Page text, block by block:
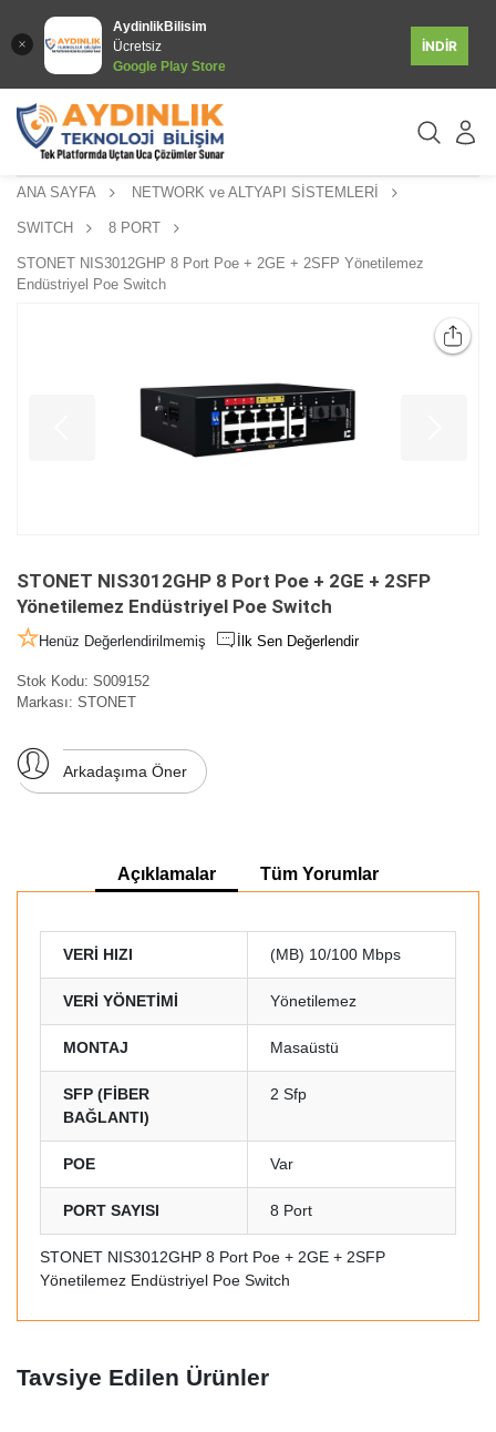
AydinlikBilisim
Ücretsiz
Google Play Store
İNDİR
ANA SAYFA NETWORK ve ALTYAPI SİSTEMLERİ
SWITCH 8 PORT
STONET NIS3012GHP 8 Port Poe + 2GE + 2SFP Yönetilemez
Endüstriyel Poe Switch
STONET NIS3012GHP 8 Port Poe + 2GE + 2SFP
Yönetilemez Endüstriyel Poe Switch
Henüz Değerlendirilmemiş İlk Sen Değerlendir
Stok Kodu: S009152
Markası: STONET
Arkadaşıma Öner
Açıklamalar Tüm Yorumlar
VERİ HIZI (MB) 10/100 Mbps
VERİ YÖNETİMİ Yönetilemez
MONTAJ Masaüstü
SFP (FİBER
BAĞLANTI)
2 Sfp
POE Var
PORT SAYISI 8 Port
STONET NIS3012GHP 8 Port Poe + 2GE + 2SFP
Yönetilemez Endüstriyel Poe Switch
Tavsiye Edilen Ürünler